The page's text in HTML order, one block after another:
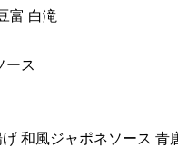
富 白滝
ース
和風ジャポネソース 青